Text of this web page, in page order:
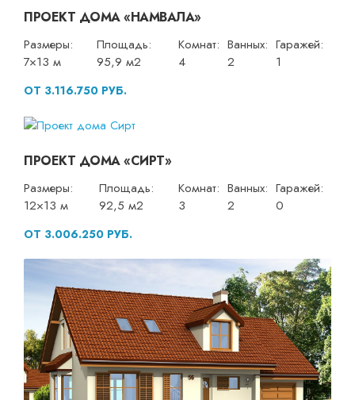
ПРОЕКТ ДОМА «НАМВАЛА»
Размеры:
7×13 м
Площадь:
95,9 м2
Комнат:
4
Ванных:
2
Гаражей:
1
ОТ 3.116.750 РУБ.
ПРОЕКТ ДОМА «СИРТ»
Размеры:
12×13 м
Площадь:
92,5 м2
Комнат:
3
Ванных:
2
Гаражей:
0
ОТ 3.006.250 РУБ.